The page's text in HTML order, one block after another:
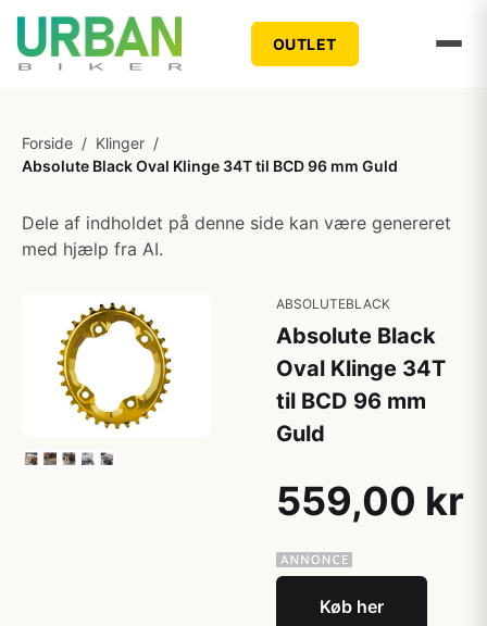
OUTLET
Forside / Klinger /
Absolute Black Oval Klinge 34T til BCD 96 mm Guld
Dele af indholdet på denne side kan være genereret
med hjælp fra AI.
ABSOLUTEBLACK
Absolute Black
Oval Klinge 34T
til BCD 96 mm
Guld
559,00 kr
Køb her